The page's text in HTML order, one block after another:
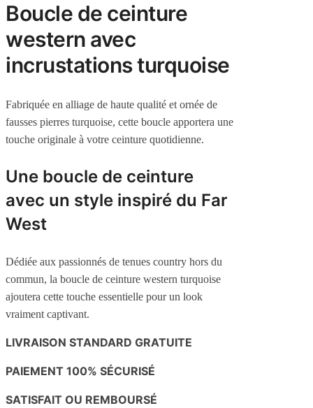
Boucle de ceinture
western avec
incrustations turquoise
Fabriquée en alliage de haute qualité et ornée de
fausses pierres turquoise, cette boucle apportera une
touche originale à votre ceinture quotidienne.
Une boucle de ceinture
avec un style inspiré du Far
West
Dédiée aux passionnés de tenues country hors du
commun, la boucle de ceinture western turquoise
ajoutera cette touche essentielle pour un look
vraiment captivant.
LIVRAISON STANDARD GRATUITE
PAIEMENT 100% SÉCURISÉ
SATISFAIT OU REMBOURSÉ